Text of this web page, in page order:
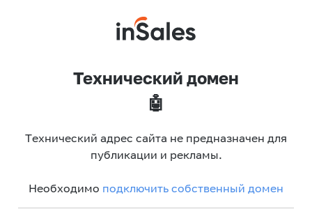
Технический домен
🤖
Технический адрес сайта не предназначен для
публикации и рекламы.
Необходимо подключить собственный домен